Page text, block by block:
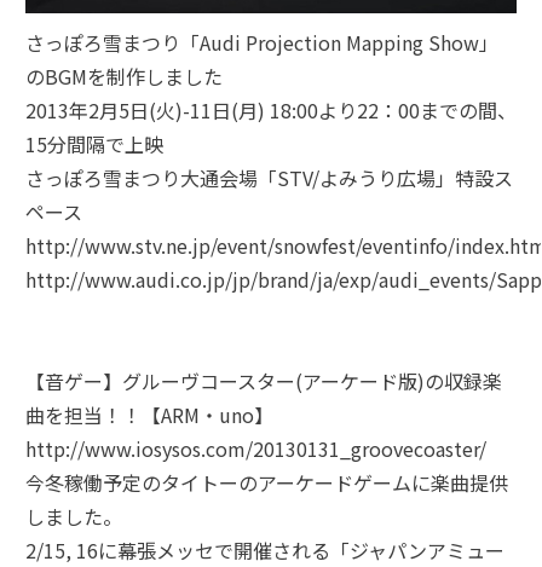
さっぽろ雪まつり「Audi Projection Mapping Show」
のBGMを制作しました
2013年2月5日(火)-11日(月) 18:00より22：00までの間、
15分間隔で上映
さっぽろ雪まつり大通会場「STV/よみうり広場」特設ス
ペース
http://www.stv.ne.jp/event/snowfest/eventinfo/
http://www.audi.co.jp/jp/brand/ja/exp/audi_events/
【音ゲー】グルーヴコースター(アーケード版)の収録楽
曲を担当！！【ARM・uno】
http://www.iosysos.com/20130131_groovecoaster/
今冬稼働予定のタイトーのアーケードゲームに楽曲提供
しました。
2/15, 16に幕張メッセで開催される「ジャパンアミュー